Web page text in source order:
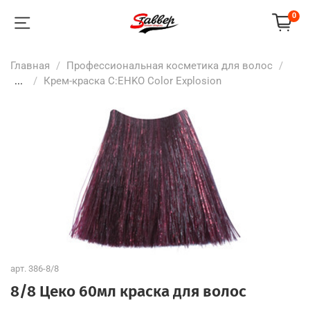
0
Главная
Профессиональная косметика для волос
...
Крем-краска C:EHKO Color Explosion
арт. 386-8/8
8/8 Цеко 60мл краска для волос